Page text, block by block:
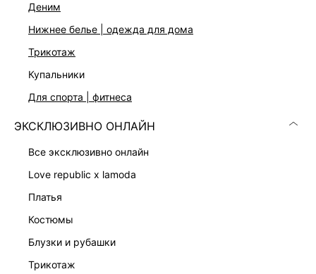
деним
нижнее белье | одежда для дома
трикотаж
купальники
для спорта | фитнеса
ЭКСКЛЮЗИВНО ОНЛАЙН
все эксклюзивно онлайн
love republic x lamoda
платья
костюмы
блузки и рубашки
трикотаж
999 ₽